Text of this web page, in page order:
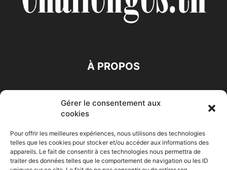
Gérer le consentement aux
cookies
Pour offrir les meilleures expériences, nous utilisons des technologies
telles que les cookies pour stocker et/ou accéder aux informations des
appareils. Le fait de consentir à ces technologies nous permettra de
traiter des données telles que le comportement de navigation ou les ID
À PROPOS